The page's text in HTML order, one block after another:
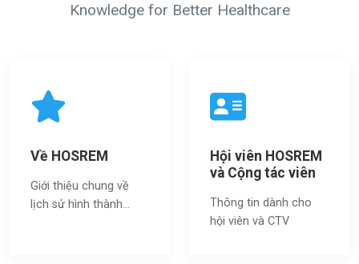
Knowledge for Better Healthcare
Về HOSREM
Giới thiệu chung về
lịch sử hình thành...
Hội viên HOSREM
và Cộng tác viên
Thông tin dành cho
hội viên và CTV